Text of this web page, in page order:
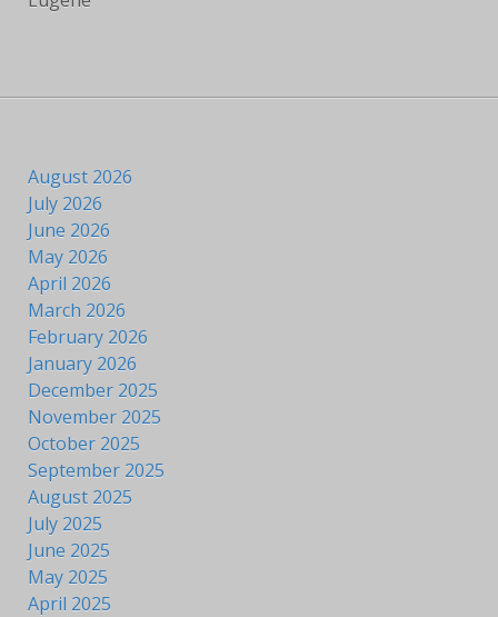
August 2026
July 2026
June 2026
May 2026
April 2026
March 2026
February 2026
January 2026
December 2025
November 2025
October 2025
September 2025
August 2025
July 2025
June 2025
May 2025
April 2025